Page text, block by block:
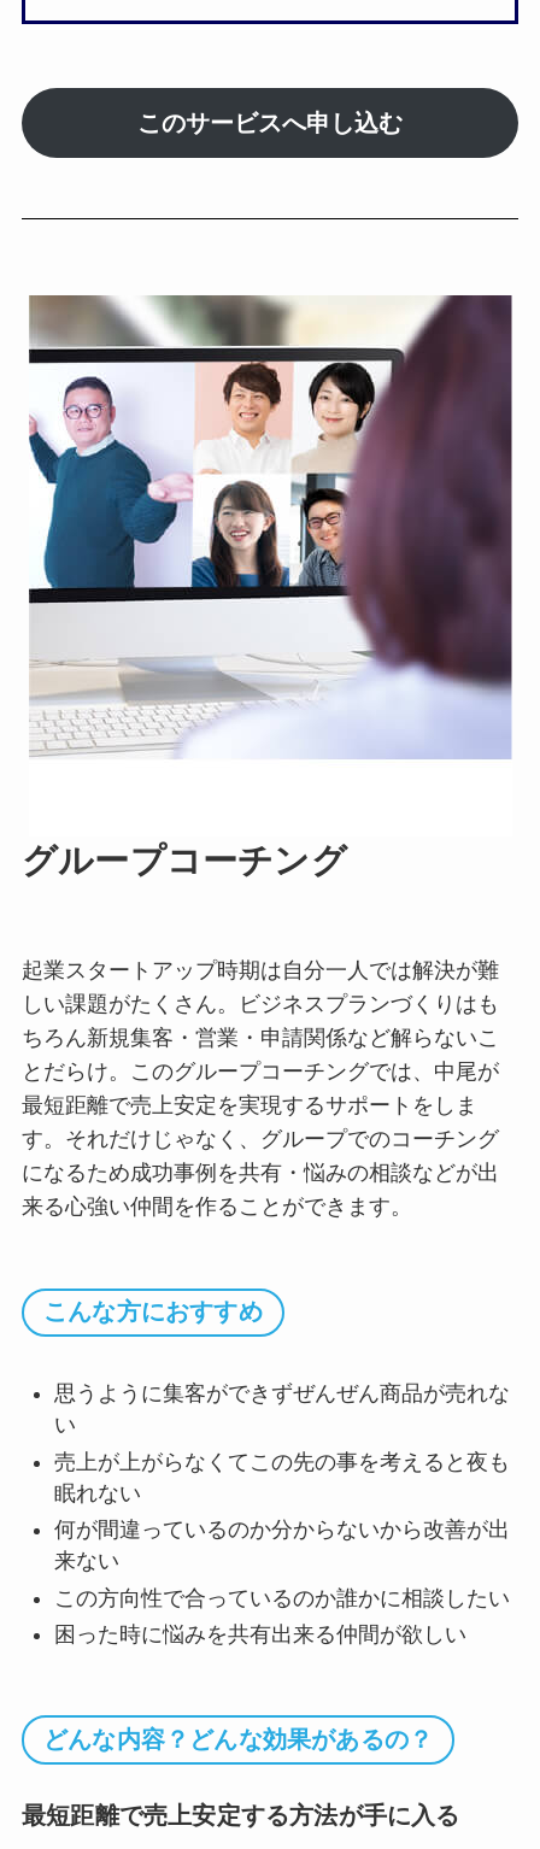
このサービスへ申し込む
グループコーチング
起業スタートアップ時期は自分一人では解決が難
しい課題がたくさん。ビジネスプランづくりはも
ちろん新規集客・営業・申請関係など解らないこ
とだらけ。このグループコーチングでは、中尾が
最短距離で売上安定を実現するサポートをしま
す。それだけじゃなく、グループでのコーチング
になるため成功事例を共有・悩みの相談などが出
来る心強い仲間を作ることができます。
こんな方におすすめ
思うように集客ができずぜんぜん商品が売れな
い
売上が上がらなくてこの先の事を考えると夜も
眠れない
何が間違っているのか分からないから改善が出
来ない
この方向性で合っているのか誰かに相談したい
困った時に悩みを共有出来る仲間が欲しい
どんな内容？どんな効果があるの？
最短距離で売上安定する方法が手に入る